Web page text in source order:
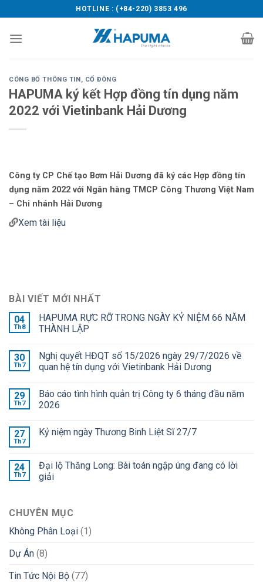
to
content
HOTLINE : (+84-220) 3853 496
CÔNG BỐ THÔNG TIN, CỔ ĐÔNG
HAPUMA ký kết Hợp đồng tín dụng năm
2022 với Vietinbank Hải Dương
Công ty CP Chế tạo Bơm Hải Dương đã ký các Hợp đồng tín
dụng năm 2022 với Ngân hàng TMCP Công Thương Việt Nam
– Chi nhánh Hải Dương
Xem tài liệu
BÀI VIẾT MỚI NHẤT
04
Th8
HAPUMA RỰC RỠ TRONG NGÀY KỶ NIỆM 66 NĂM
THÀNH LẬP
30
Th7
Nghị quyết HĐQT số 15/2026 ngày 29/7/2026 về
quan hệ tín dụng với Vietinbank Hải Dương
29
Th7
Báo cáo tình hình quản trị Công ty 6 tháng đầu năm
2026
27
Th7
Kỷ niệm ngày Thương Binh Liệt Sĩ 27/7
24
Th7
Đại lộ Thăng Long: Bài toán ngập úng đang có lời
giải
CHUYÊN MỤC
Không Phân Loại (1)
Dự Án (8)
Tin Tức Nội Bộ (77)